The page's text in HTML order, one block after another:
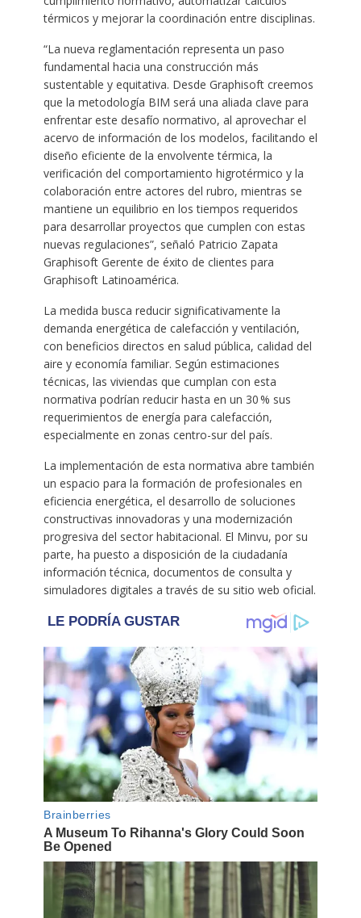
térmicos y mejorar la coordinación entre disciplinas.
“La nueva reglamentación representa un paso
fundamental hacia una construcción más
sustentable y equitativa. Desde Graphisoft creemos
que la metodología BIM será una aliada clave para
enfrentar este desafío normativo, al aprovechar el
acervo de información de los modelos, facilitando el
diseño eficiente de la envolvente térmica, la
verificación del comportamiento higrotérmico y la
colaboración entre actores del rubro, mientras se
mantiene un equilibrio en los tiempos requeridos
para desarrollar proyectos que cumplen con estas
nuevas regulaciones”, señaló Patricio Zapata
Graphisoft Gerente de éxito de clientes para
Graphisoft Latinoamérica.
La medida busca reducir significativamente la
demanda energética de calefacción y ventilación,
con beneficios directos en salud pública, calidad del
aire y economía familiar. Según estimaciones
técnicas, las viviendas que cumplan con esta
normativa podrían reducir hasta en un 30 % sus
requerimientos de energía para calefacción,
especialmente en zonas centro-sur del país.
La implementación de esta normativa abre también
un espacio para la formación de profesionales en
eficiencia energética, el desarrollo de soluciones
constructivas innovadoras y una modernización
progresiva del sector habitacional. El Minvu, por su
parte, ha puesto a disposición de la ciudadanía
información técnica, documentos de consulta y
simuladores digitales a través de su sitio web oficial.